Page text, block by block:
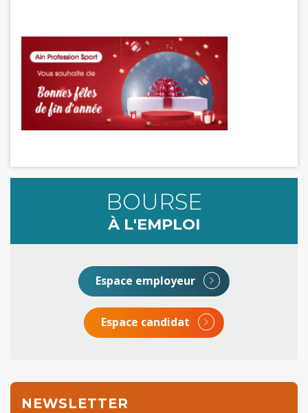
BOURSE
À L'EMPLOI
Espace employeur
Espace candidat
NEWSLETTER